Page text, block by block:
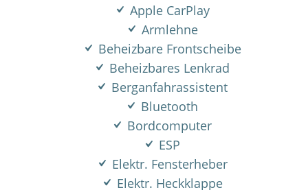
Apple CarPlay
Armlehne
Beheizbare Frontscheibe
Beheizbares Lenkrad
Berganfahrassistent
Bluetooth
Bordcomputer
ESP
Elektr. Fensterheber
Elektr. Heckklappe